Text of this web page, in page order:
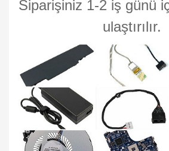
Siparişiniz 1-2 iş günü
ulaştırılır.